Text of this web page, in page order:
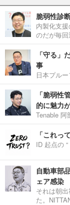
脆弱性診
内製化支
のだが毎
「守る」
事
日本プル
「脆弱性
的に魅力
Tenable 阿
「これっ
ID 起点の
自動車部
ェア感染
それは朝
た。